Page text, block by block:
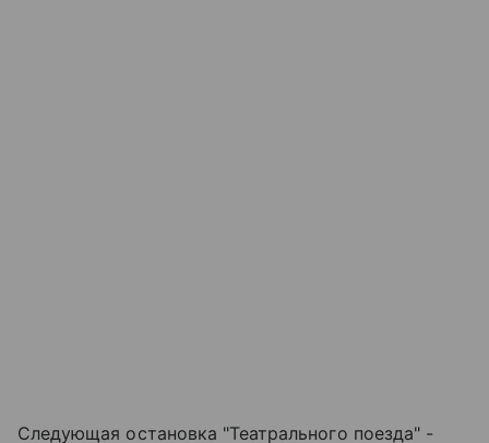
Следующая остановка "Театрального поезда" -